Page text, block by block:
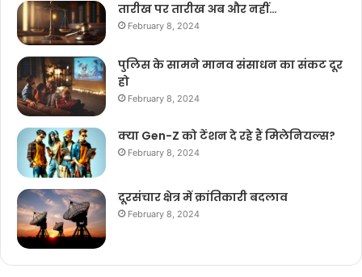
तारीख पर तारीख अब और नहीं…
February 8, 2024
पुलिस के सामने मानव संसाधन का संकट दूर
हो
February 8, 2024
क्या Gen-Z को टेंशन दे रहे हैं मिलेनियल्स?
February 8, 2024
दूरसंचार क्षेत्र में क्रांतिकारी बदलाव
February 8, 2024